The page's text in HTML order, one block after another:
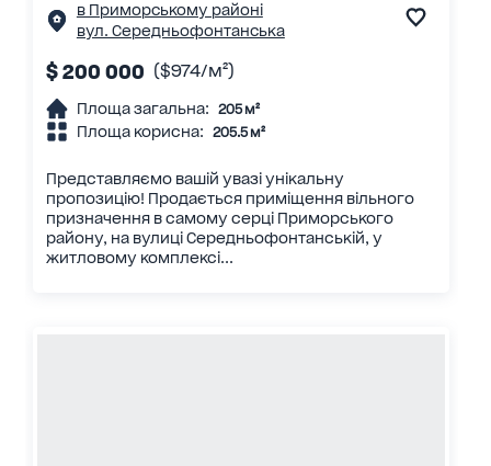
в Приморському районі
вул. Середньофонтанська
$ 200 000 ($974/м²)
Площа загальна: 205 м²
Площа корисна: 205.5 м²
Представляємо вашій увазі унікальну
пропозицію! Продається приміщення вільного
призначення в самому серці Приморського
району, на вулиці Середньофонтанській, у
житловому комплексі...